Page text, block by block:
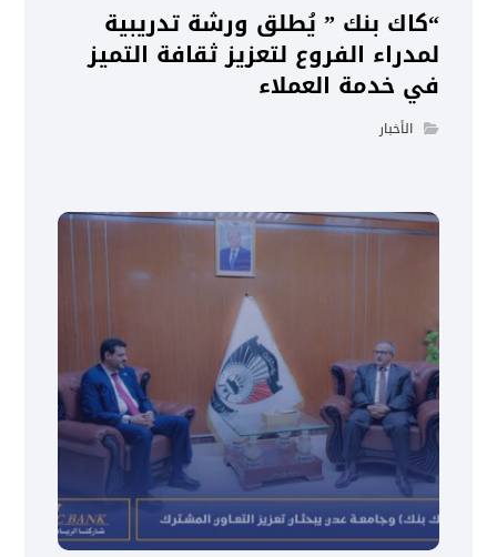
“كاك بنك ” يُطلق ورشة تدريبية
لمدراء الفروع لتعزيز ثقافة التميز
في خدمة العملاء
الأخبار